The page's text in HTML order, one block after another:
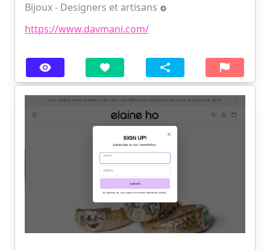
Bijoux - Designers et artisans
https://www.davmani.com/